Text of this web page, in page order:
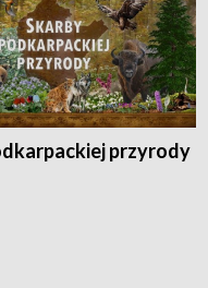
przyrody